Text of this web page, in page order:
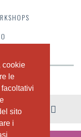
cookie
le
sito
i
cookie
le
sito
i